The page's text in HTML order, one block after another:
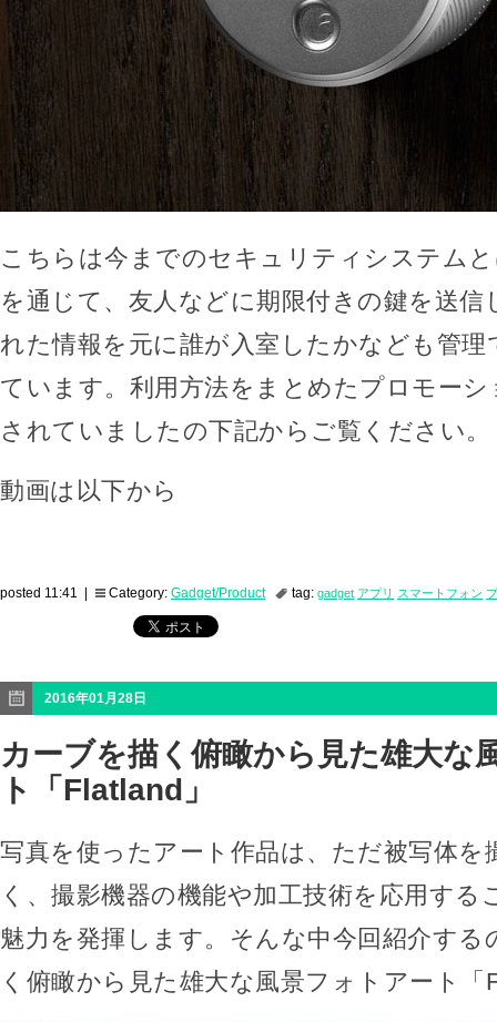
こちらは今までのセキュリティシステム
を通じて、友人などに期限付きの鍵を送信
れた情報を元に誰が入室したかなども管
ています。利用方法をまとめたプロモー
されていましたの下記からご覧ください。
動画は以下から
posted 11:41 | Category: Gadget/Product tag: gadget アプリ スマートフォン
2016年01月28日
カーブを描く俯瞰から見た雄大な
ト「Flatland」
写真を使ったアート作品は、ただ被写体を
く、撮影機器の機能や加工技術を応用する
魅力を発揮します。そんな中今回紹介する
く俯瞰から見た雄大な風景フォトアート「